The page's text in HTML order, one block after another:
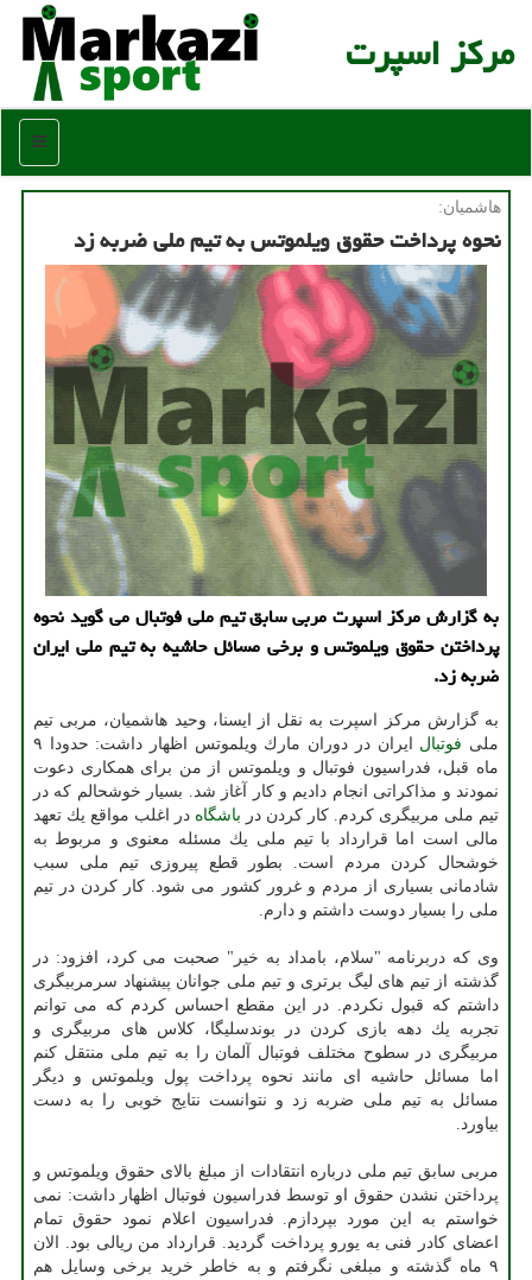
مركز اسپرت
منو
هاشمیان:
نحوه پرداخت حقوق ویلموتس به تیم ملی ضربه زد
به گزارش مركز اسپرت مربی سابق تیم ملی فوتبال می گوید نحوه
پرداختن حقوق ویلموتس و برخی مسائل حاشیه به تیم ملی ایران
ضربه زد.
به گزارش مركز اسپرت به نقل از ایسنا، وحید هاشمیان، مربی تیم
ملی فوتبال
ایران در دوران مارك ویلموتس اظهار داشت: حدودا ۹
ماه قبل، فدراسیون فوتبال و ویلموتس از من برای همكاری دعوت
نمودند و مذاكراتی انجام دادیم و كار آغاز شد. بسیار خوشحالم كه در
تیم ملی مربیگری كردم. كار كردن در باشگاه در اغلب مواقع یك تعهد
مالی است اما قرارداد با تیم ملی یك مسئله معنوی و مربوط به
خوشحال كردن مردم است. بطور قطع پیروزی تیم ملی سبب
شادمانی بسیاری از مردم و غرور كشور می شود. كار كردن در تیم
ملی را بسیار دوست داشتم و دارم.
وی كه دربرنامه "سلام، بامداد به خیر" صحبت می كرد، افزود: در
گذشته از تیم های لیگ برتری و تیم ملی جوانان پیشنهاد سرمربیگری
داشتم كه قبول نكردم. در این مقطع احساس كردم كه می توانم
تجربه یك دهه بازی كردن در بوندسلیگا، كلاس های مربیگری و
مربیگری در سطوح مختلف فوتبال آلمان را به تیم ملی منتقل كنم
اما مسائل حاشیه ای مانند نحوه پرداخت پول ویلموتس و دیگر
مسائل به تیم ملی ضربه زد و نتوانست نتایج خوبی را به دست
بیاورد.
مربی سابق تیم ملی درباره انتقادات از مبلغ بالای حقوق ویلموتس و
پرداختن نشدن حقوق او توسط فدراسیون فوتبال اظهار داشت: نمی
خواستم به این مورد بپردازم. فدراسیون اعلام نمود حقوق تمام
اعضای كادر فنی به یورو پرداخت گردید. قرارداد من ریالی بود. الان
۹ ماه گذشته و مبلغی نگرفتم و به خاطر خرید برخی وسایل هم